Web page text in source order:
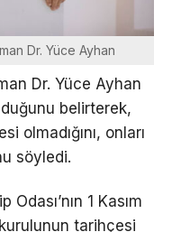
Dr. Yüce Ayhan
Dr. Yüce Ayhan
belirterek,
olmadığını, onları
söyledi.
1 Kasım
tarihçesi